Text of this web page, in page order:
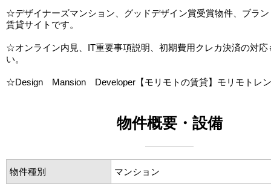
☆デザイナーズマンション、グッドデザイン賞受賞物件、ブラ
賃貸サイトです。
☆オンライン内見、IT重要事項説明、初期費用クレカ決済の対応
い。
☆Design Mansion Developer【モリモトの賃貸】モリモトレ
物件概要・設備
物件種別 マンション